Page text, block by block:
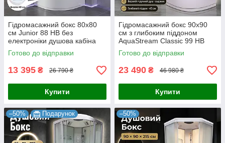
Гідромасажний бокс 80x80
см Junior 88 HB без
електроніки душова кабіна
Готово до відправки
13 395 ₴ 26 790 ₴
Купити
Гідромасажний бокс 90x90
см з глибоким піддоном
AquaStream Classic 99 HB
Готово до відправки
23 490 ₴ 46 980 ₴
Купити
–50% Подарунок –50%